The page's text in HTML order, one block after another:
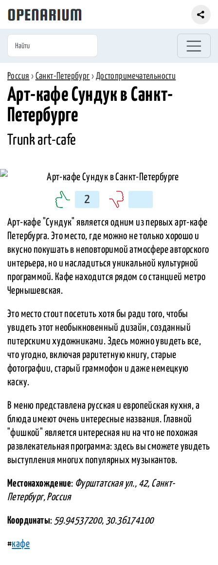
Россия › Санкт-Петербург › Достопримечательности
Арт-кафе Сундук в Санкт-
Петербурге
Trunk art-cafe
2
Арт-кафе "Сундук" является одним из первых арт-кафе
Петербурга. Это место, где можно не только хорошо и
вкусно покушать в неповторимой атмосфере авторского
интерьера, но и насладиться уникальной культурной
программой. Кафе находится рядом со станцией метро
Чернышевская.
Это место стоит посетить хотя бы ради того, чтобы
увидеть этот необыкновенный дизайн, созданный
питерскими художниками. Здесь можно увидеть все,
что угодно, включая раритетную книгу, старые
фотографии, старый граммофон и даже немецкую
каску.
В меню представлена русская и европейская кухня, а
блюда имеют очень интересные названия. Главной
"фишкой" является интересная ни на что не похожая
развлекательная программа: здесь вы сможете увидеть
выступления многих популярных музыкантов.
Местонахождение: Фурштатская ул., 42, Санкт-
Петербург, Россия
Координаты: 59.94537200, 30.36174100
#кафе